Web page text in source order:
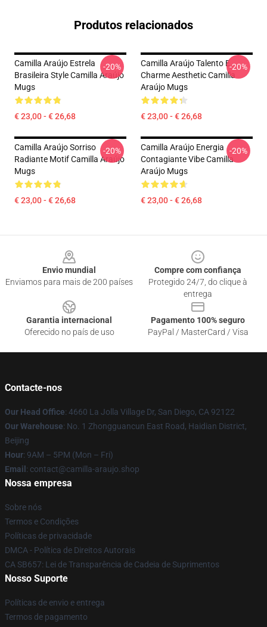
Produtos relacionados
Camilla Araújo Estrela
Brasileira Style Camilla Araújo
Mugs
€ 23,00 - € 26,68
-20%
Camilla Araújo Talento E
Charme Aesthetic Camilla
Araújo Mugs
€ 23,00 - € 26,68
-20%
Camilla Araújo Sorriso
Radiante Motif Camilla Araújo
Mugs
€ 23,00 - € 26,68
-20%
Camilla Araújo Energia
Contagiante Vibe Camilla
Araújo Mugs
€ 23,00 - € 26,68
-20%
Envio mundial
Enviamos para mais de 200 países
Compre com confiança
Protegido 24/7, do clique à
entrega
Garantia internacional
Oferecido no país de uso
Pagamento 100% seguro
PayPal / MasterCard / Visa
Contacte-nos
Our Head Office: 4660 La Jolla Village Dr, San Diego, CA 92122
Our Warehouse: No. 1 Zhongguancun East Road, Haidian District,
Beijing
Hour: 9AM – 5PM (Mon – Fri)
Email : contact@camilla-araujo.shop
Nossa empresa
Sobre nós
Termos e Condições
Políticas de privacidade
DMCA - Política de Direitos Autorais
CA SB657: Lei de Transparência de Cadeia de Suprimentos
Nosso Suporte
Políticas de envio e entrega
Termos de pagamento